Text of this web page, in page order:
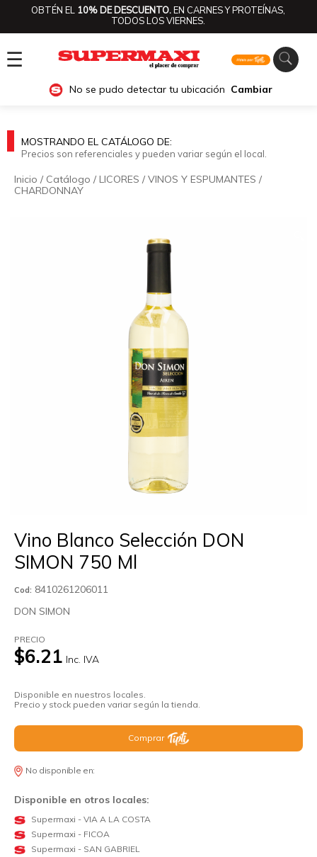
OBTÉN EL 10% DE DESCUENTO.EN CARNES Y PROTEÍNAS,
TODOS LOS VIERNES.
☰
No se pudo detectar tu ubicación Cambiar
MOSTRANDO EL CATÁLOGO DE:
Precios son referenciales y pueden variar según el local.
Inicio / Catálogo / LICORES /VINOS Y ESPUMANTES /
CHARDONNAY
Vino Blanco Selección DON
SIMON 750 Ml
Cod: 8410261206011
DON SIMON
PRECIO
$6.21 Inc. IVA
Disponible en nuestros locales.
Precio y stock pueden variar según la tienda.
Comprar
No disponible en:
Disponible en otros locales:
Supermaxi - VIA A LA COSTA
Supermaxi - FICOA
Supermaxi - SAN GABRIEL